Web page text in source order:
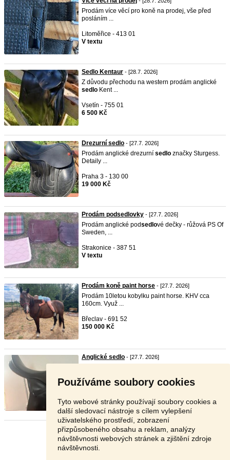
Používáme soubory cookies
Tyto webové stránky používají soubory cookies a
další sledovací nástroje s cílem vylepšení
uživatelského prostředí, zobrazení
přizpůsobeného obsahu a reklam, analýzy
návštěvnosti webových stránek a zjištění zdroje
návštěvnosti.
Prodám více věcí pro koně na prodej, vše před
posláním ...
Litoměřice - 413 01
V textu
Sedlo Kentaur - [28.7. 2026]
Z důvodu přechodu na western prodám anglické
sedlo Kent ...
Vsetín - 755 01
6 500 Kč
Drezurní sedlo - [27.7. 2026]
Prodám anglické drezurní sedlo značky Sturgess.
Detaily ...
Praha 3 - 130 00
19 000 Kč
Prodám podsedlovky - [27.7. 2026]
Prodám anglické podsedlové dečky - růžová PS Of
Sweden, ...
Strakonice - 387 51
V textu
Prodám koně paint horse - [27.7. 2026]
Prodám 10letou kobylku paint horse. KHV cca
160cm. Využ ...
Břeclav - 691 52
150 000 Kč
Anglické sedlo - [27.7. 2026]
6 500 Kč
Stránka: 1 2 3 Další